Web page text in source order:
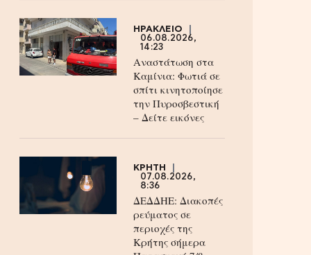
ΗΡΑΚΛΕΙΟ
06.08.2026,
14:23
Αναστάτωση στα
Καμίνια: Φωτιά σε
σπίτι κινητοποίησε
την Πυροσβεστική
– Δείτε εικόνες
ΚΡΗΤΗ
07.08.2026,
8:36
ΔΕΔΔΗΕ: Διακοπές
ρεύματος σε
περιοχές της
Κρήτης σήμερα